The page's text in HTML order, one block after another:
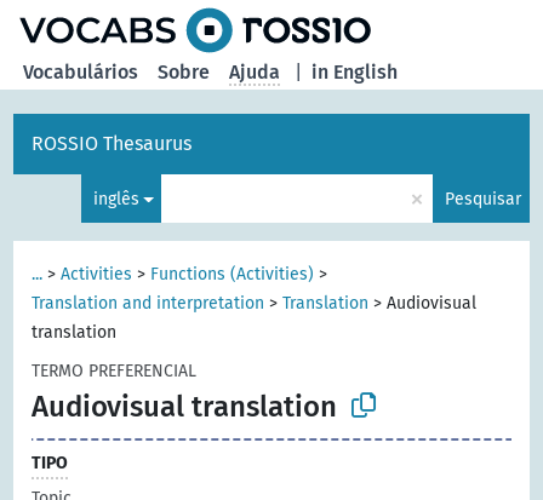
in English
Vocabulários Sobre Ajuda
ROSSIO Thesaurus
inglês × Pesquisar
... >Activities > Functions (Activities) >
Translation and interpretation >Translation >Audiovisual
translation
TERMO PREFERENCIAL
Audiovisual translation
TIPO